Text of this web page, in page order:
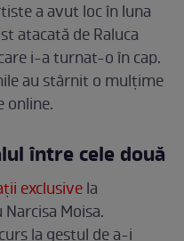
a avut loc în luna
atacată de Raluca
i-a turnat-o în cap.
au stârnit o mulțime
online.
între cele două
exclusivela
Moisa.